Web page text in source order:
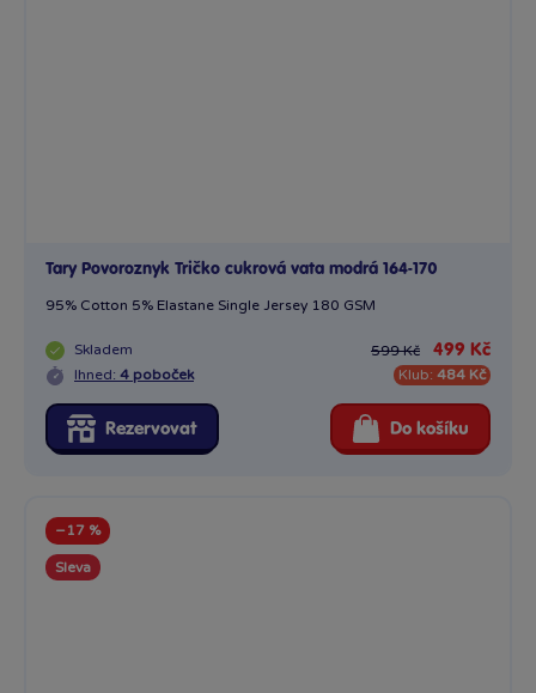
Tary Povoroznyk Tričko cukrová vata modrá 164-170
95% Cotton 5% Elastane Single Jersey 180 GSM
Skladem
Ihned: 4 poboček
599 Kč 499 Kč
Klub: 484 Kč
Rezervovat Do košíku
−17 %
Sleva